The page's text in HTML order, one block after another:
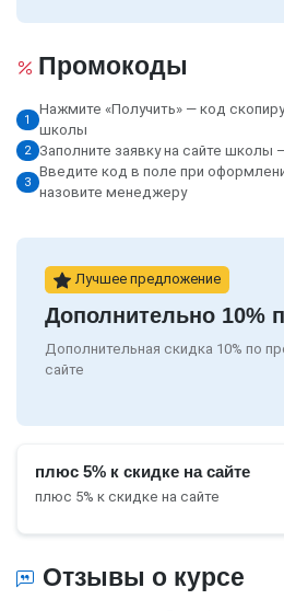
Промокоды
1
Нажмите «Получить» — код
школы
2 Заполните заявку на сайте школы
3
Введите код в поле при
назовите менеджеру
Лучшее предложение
Дополнительно 10%
Дополнительная скидка 10% по
сайте
плюс 5% к скидке на сайте
плюс 5% к скидке на сайте
Отзывы о курсе